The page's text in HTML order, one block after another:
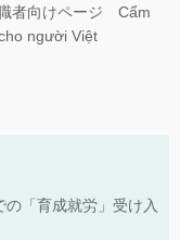
者向けページ Cẩm
người Việt
の「育成就労」受け入